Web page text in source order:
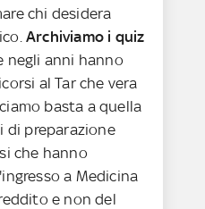
chi desidera
Archiviamo i quiz
negli anni hanno
al Tar che vera
basta a quella
di preparazione
che hanno
a Medicina
e non del